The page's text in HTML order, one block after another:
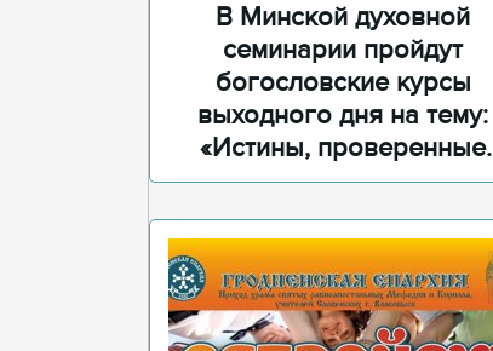
В Минской духовной
семинарии пройдут
богословские курсы
выходного дня на тему:
«Истины, проверенные
временем»